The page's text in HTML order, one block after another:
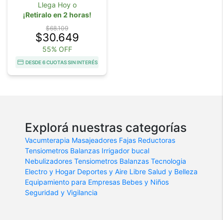
Llega Hoy o
¡Retiralo en 2 horas!
$68.109
$30.649
55% OFF
DESDE 6 CUOTAS SIN INTERÉS
Explorá nuestras categorías
Vacumterapia Masajeadores Fajas Reductoras
Tensiometros Balanzas Irrigador bucal
Nebulizadores Tensiometros Balanzas Tecnologia
Electro y Hogar Deportes y Aire Libre Salud y Belleza
Equipamiento para Empresas Bebes y Niños
Seguridad y Vigilancia